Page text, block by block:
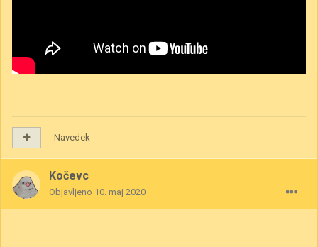
Navedek
Kočevc
Objavljeno 10. maj 2020